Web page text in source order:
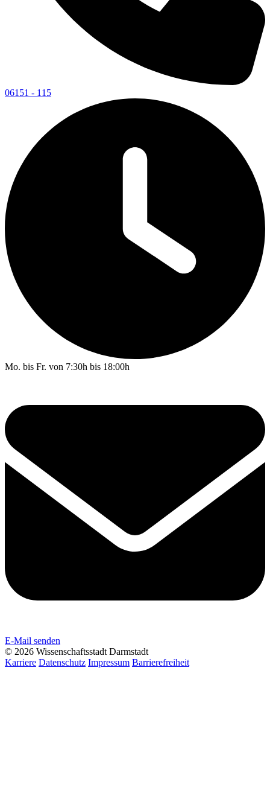
06151 - 115
Mo. bis Fr. von 7:30h bis 18:00h
E-Mail senden
© 2026 Wissenschaftsstadt Darmstadt
Karriere Datenschutz Impressum Barrierefreiheit